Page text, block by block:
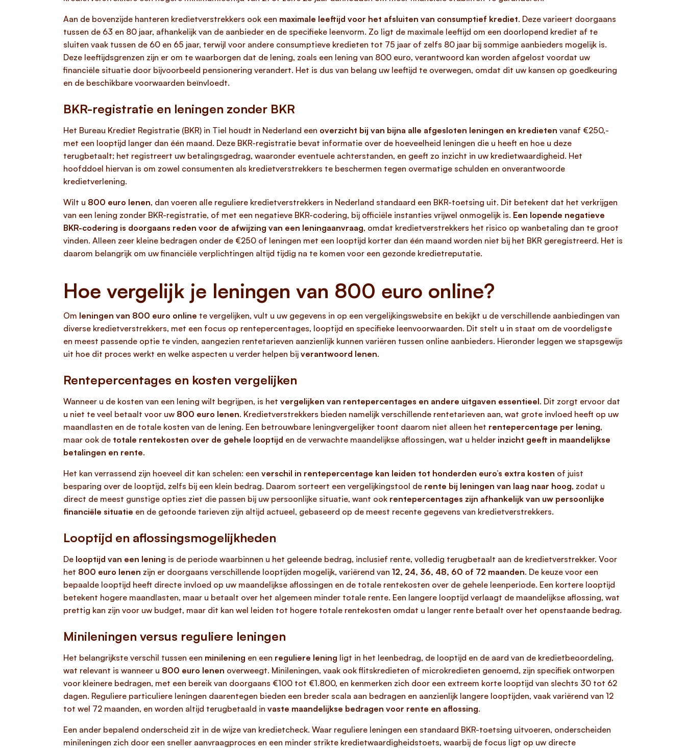
Aan de bovenzijde hanteren kredietverstrekkers ook een maximale leeftijd voor het afsluiten van consumptief krediet. Deze varieert doorgaans
tussen de 63 en 80 jaar, afhankelijk van de aanbieder en de specifieke leenvorm. Zo ligt de maximale leeftijd om een doorlopend krediet af te
sluiten vaak tussen de 60 en 65 jaar, terwijl voor andere consumptieve kredieten tot 75 jaar of zelfs 80 jaar bij sommige aanbieders mogelijk is.
Deze leeftijdsgrenzen zijn er om te waarborgen dat de lening, zoals een lening van 800 euro, verantwoord kan worden afgelost voordat uw
financiële situatie door bijvoorbeeld pensionering verandert. Het is dus van belang uw leeftijd te overwegen, omdat dit uw kansen op goedkeuring
en de beschikbare voorwaarden beïnvloedt.
BKR-registratie en leningen zonder BKR
Het Bureau Krediet Registratie (BKR) in Tiel houdt in Nederland een overzicht bij van bijna alle afgesloten leningen en kredieten vanaf €250,-
met een looptijd langer dan één maand. Deze BKR-registratie bevat informatie over de hoeveelheid leningen die u heeft en hoe u deze
terugbetaalt; het registreert uw betalingsgedrag, waaronder eventuele achterstanden, en geeft zo inzicht in uw kredietwaardigheid. Het
hoofddoel hiervan is om zowel consumenten als kredietverstrekkers te beschermen tegen overmatige schulden en onverantwoorde
kredietverlening.
Wilt u 800 euro lenen, dan voeren alle reguliere kredietverstrekkers in Nederland standaard een BKR-toetsing uit. Dit betekent dat het verkrijgen
van een lening zonder BKR-registratie, of met een negatieve BKR-codering, bij officiële instanties vrijwel onmogelijk is. Een lopende negatieve
BKR-codering is doorgaans reden voor de afwijzing van een leningaanvraag, omdat kredietverstrekkers het risico op wanbetaling dan te groot
vinden. Alleen zeer kleine bedragen onder de €250 of leningen met een looptijd korter dan één maand worden niet bij het BKR geregistreerd. Het is
daarom belangrijk om uw financiële verplichtingen altijd tijdig na te komen voor een gezonde kredietreputatie.
Hoe vergelijk je leningen van 800 euro online?
Om leningen van 800 euro online te vergelijken, vult u uw gegevens in op een vergelijkingswebsite en bekijkt u de verschillende aanbiedingen van
diverse kredietverstrekkers, met een focus op rentepercentages, looptijd en specifieke leenvoorwaarden. Dit stelt u in staat om de voordeligste
en meest passende optie te vinden, aangezien rentetarieven aanzienlijk kunnen variëren tussen online aanbieders. Hieronder leggen we stapsgewijs
uit hoe dit proces werkt en welke aspecten u verder helpen bij verantwoord lenen.
Rentepercentages en kosten vergelijken
Wanneer u de kosten van een lening wilt begrijpen, is het vergelijken van rentepercentages en andere uitgaven essentieel. Dit zorgt ervoor dat
u niet te veel betaalt voor uw 800 euro lenen. Kredietverstrekkers bieden namelijk verschillende rentetarieven aan, wat grote invloed heeft op uw
maandlasten en de totale kosten van de lening. Een betrouwbare leningvergelijker toont daarom niet alleen het rentepercentage per lening,
maar ook de totale rentekosten over de gehele looptijd en de verwachte maandelijkse aflossingen, wat u helder inzicht geeft in maandelijkse
betalingen en rente.
Het kan verrassend zijn hoeveel dit kan schelen: een verschil in rentepercentage kan leiden tot honderden euro’s extra kosten of juist
besparing over de looptijd, zelfs bij een klein bedrag. Daarom sorteert een vergelijkingstool de rente bij leningen van laag naar hoog, zodat u
direct de meest gunstige opties ziet die passen bij uw persoonlijke situatie, want ook rentepercentages zijn afhankelijk van uw persoonlijke
financiële situatie en de getoonde tarieven zijn altijd actueel, gebaseerd op de meest recente gegevens van kredietverstrekkers.
Looptijd en aflossingsmogelijkheden
De looptijd van een lening is de periode waarbinnen u het geleende bedrag, inclusief rente, volledig terugbetaalt aan de kredietverstrekker. Voor
het 800 euro lenen zijn er doorgaans verschillende looptijden mogelijk, variërend van 12, 24, 36, 48, 60 of 72 maanden. De keuze voor een
bepaalde looptijd heeft directe invloed op uw maandelijkse aflossingen en de totale rentekosten over de gehele leenperiode. Een kortere looptijd
betekent hogere maandlasten, maar u betaalt over het algemeen minder totale rente. Een langere looptijd verlaagt de maandelijkse aflossing, wat
prettig kan zijn voor uw budget, maar dit kan wel leiden tot hogere totale rentekosten omdat u langer rente betaalt over het openstaande bedrag.
Minileningen versus reguliere leningen
Het belangrijkste verschil tussen een minilening en een reguliere lening ligt in het leenbedrag, de looptijd en de aard van de kredietbeoordeling,
wat relevant is wanneer u 800 euro lenen overweegt. Minileningen, vaak ook flitskredieten of microkredieten genoemd, zijn specifiek ontworpen
voor kleinere bedragen, met een bereik van doorgaans €100 tot €1.800, en kenmerken zich door een extreem korte looptijd van slechts 30 tot 62
dagen. Reguliere particuliere leningen daarentegen bieden een breder scala aan bedragen en aanzienlijk langere looptijden, vaak variërend van 12
tot wel 72 maanden, en worden altijd terugbetaald in vaste maandelijkse bedragen voor rente en aflossing.
Een ander bepalend onderscheid zit in de wijze van kredietcheck. Waar reguliere leningen een standaard BKR-toetsing uitvoeren, onderscheiden
minileningen zich door een sneller aanvraagproces en een minder strikte kredietwaardigheidstoets, waarbij de focus ligt op uw directe